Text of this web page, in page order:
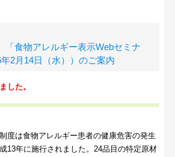
「食物アレルギー表示Webセミナ
2月14日（水））のご案内
した。
度は食物アレルギー患者の健康危害の発生
13年に施行されました。24品目の特定原材